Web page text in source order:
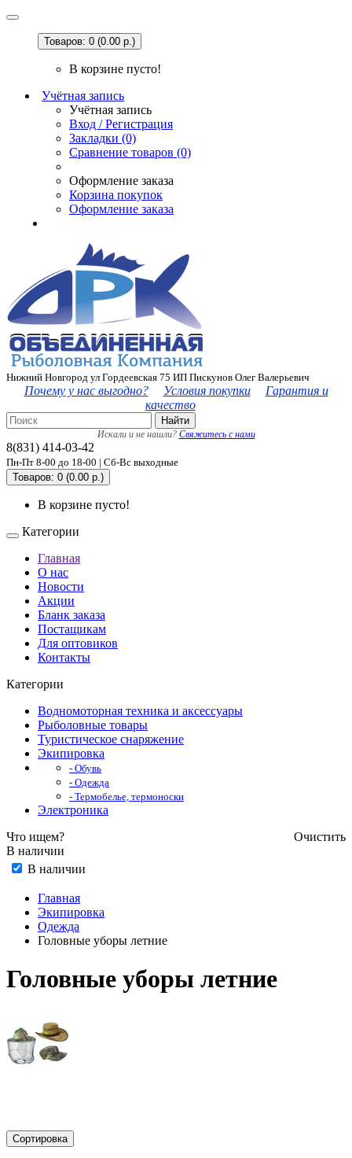
Товаров: 0 (0.00 р.)
В корзине пусто!
Учётная запись
Учётная запись
Вход / Регистрация
Закладки (0)
Сравнение товаров (0)
Оформление заказа
Корзина покупок
Оформление заказа
Нижний Новгород ул Гордеевская 75 ИП Пискунов Олег Валерьевич
Почему у нас выгодно? Условия покупки
Гарантия и
качество
Найти
Искали и не нашли? Свяжитесь с нами
8(831) 414-03-42
Пн-Пт 8-00 до 18-00 | Сб-Вс выходные
Товаров: 0 (0.00 р.)
В корзине пусто!
Категории
Главная
О нас
Новости
Акции
Бланк заказа
Постащикам
Для оптовиков
Контакты
Категории
Водномоторная техника и аксессуары
Рыболовные товары
Туристическое снаряжение
Экипировка
- Обувь
- Одежда
- Термобелье, термоноски
Электроника
Что ищем?
Очистить
В наличии
В наличии
Главная
Экипировка
Одежда
Головные уборы летние
Головные уборы летние
Сортировка